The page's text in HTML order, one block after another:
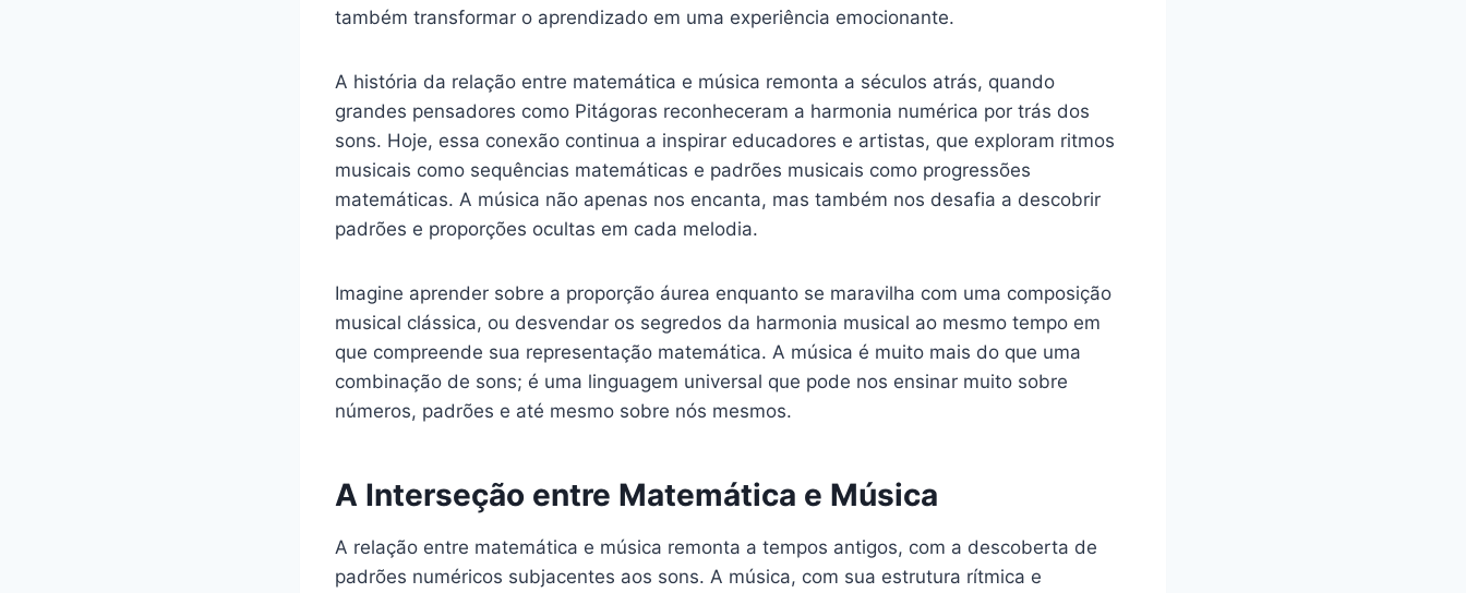
também transformar o aprendizado em uma experiência emocionante.
A história da relação entre matemática e música remonta a séculos atrás, quando
grandes pensadores como Pitágoras reconheceram a harmonia numérica por trás dos
sons. Hoje, essa conexão continua a inspirar educadores e artistas, que exploram ritmos
musicais como sequências matemáticas e padrões musicais como progressões
matemáticas. A música não apenas nos encanta, mas também nos desafia a descobrir
padrões e proporções ocultas em cada melodia.
Imagine aprender sobre a proporção áurea enquanto se maravilha com uma composição
musical clássica, ou desvendar os segredos da harmonia musical ao mesmo tempo em
que compreende sua representação matemática. A música é muito mais do que uma
combinação de sons; é uma linguagem universal que pode nos ensinar muito sobre
números, padrões e até mesmo sobre nós mesmos.
A Interseção entre Matemática e Música
A relação entre matemática e música remonta a tempos antigos, com a descoberta de
padrões numéricos subjacentes aos sons. A música, com sua estrutura rítmica e